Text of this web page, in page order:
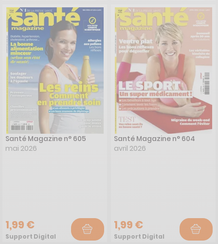
Santé Magazine n° 605
mai 2026
1,99 €
Support Digital
Santé Magazine n° 604
avril 2026
1,99 €
Support Digital